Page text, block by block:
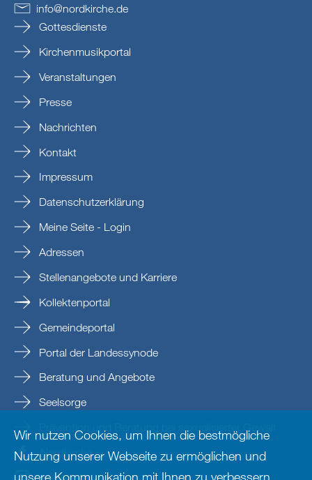
info@nordkirche.de
Gottesdienste
Kirchenmusikportal
Veranstaltungen
Presse
Nachrichten
Kontakt
Impressum
Datenschutzerklärung
Meine Seite - Login
Adressen
Stellenangebote und Karriere
Kollektenportal
Gemeindeportal
Portal der Landessynode
Beratung und Angebote
Seelsorge
Nordkirche
Wir nutzen Cookies, um Ihnen die bestmögliche
Nutzung unserer Webseite zu ermöglichen und
unsere Kommunikation mit Ihnen zu verbessern.